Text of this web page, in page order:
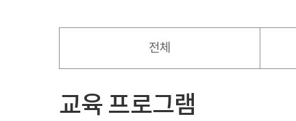
전체
교육 프로그램